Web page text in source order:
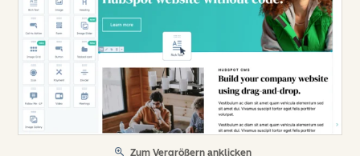
Zum Vergrößern anklicken